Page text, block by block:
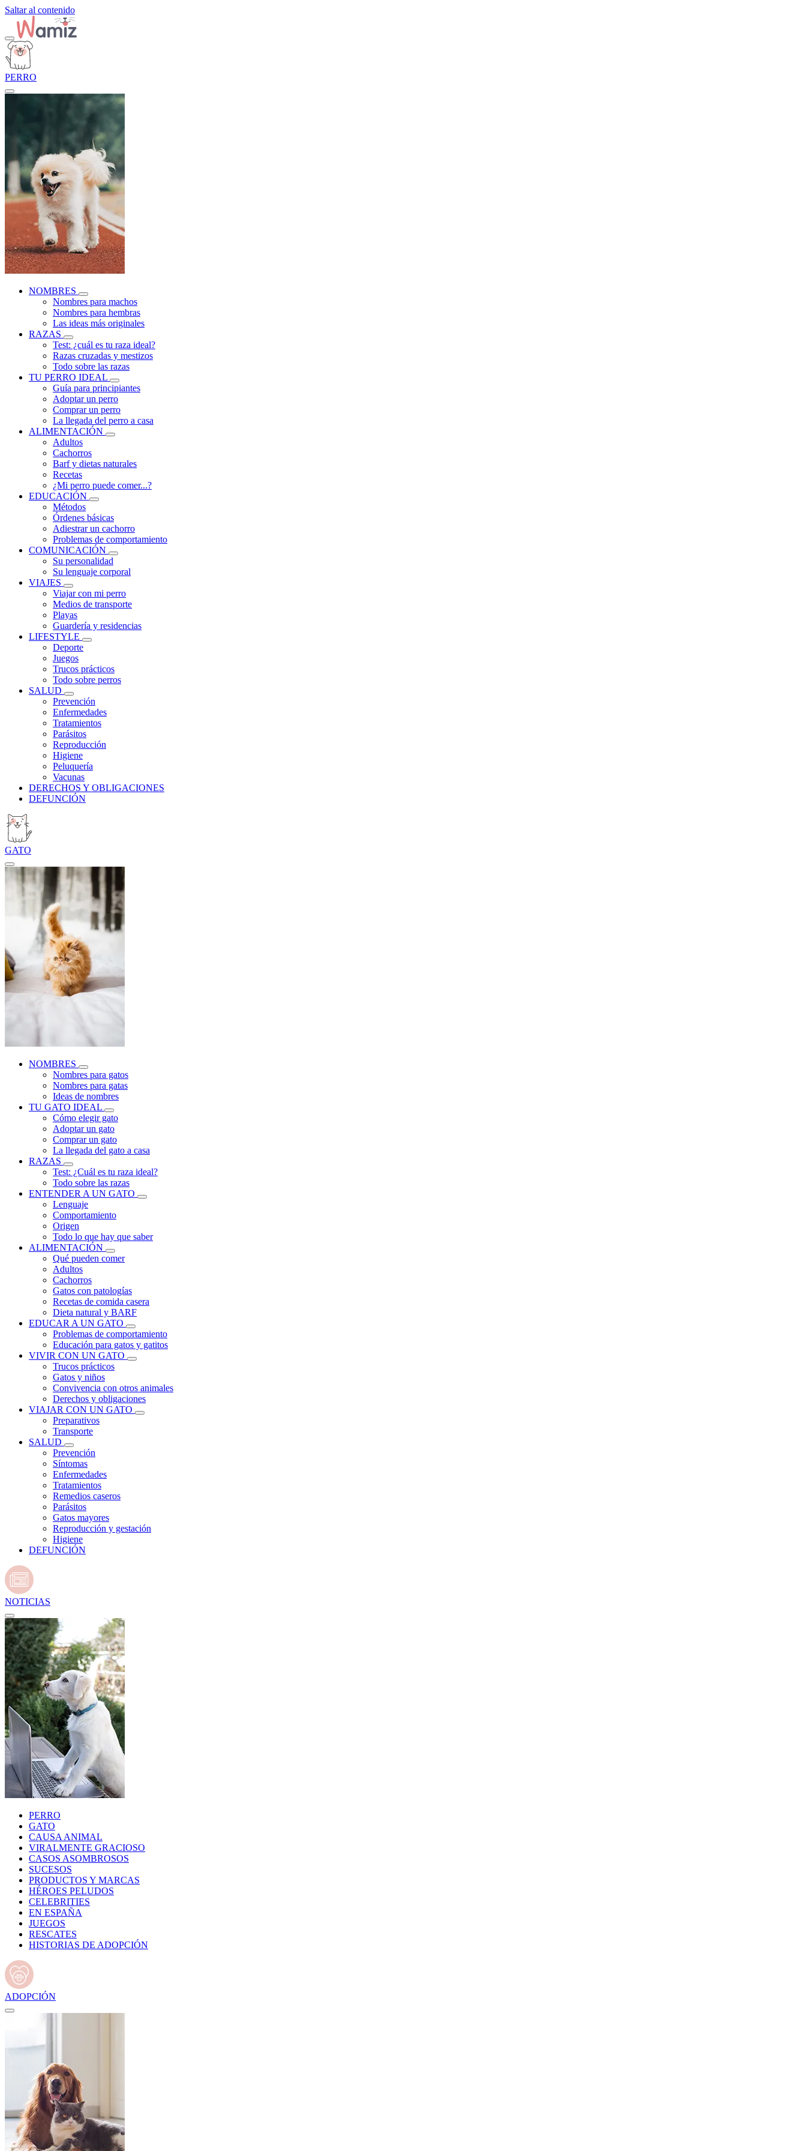
Saltar al contenido
PERRO
NOMBRES
Nombres para machos
Nombres para hembras
Las ideas más originales
RAZAS
Test: ¿cuál es tu raza ideal?
Razas cruzadas y mestizos
Todo sobre las razas
TU PERRO IDEAL
Guía para principiantes
Adoptar un perro
Comprar un perro
La llegada del perro a casa
ALIMENTACIÓN
Adultos
Cachorros
Barf y dietas naturales
Recetas
¿Mi perro puede comer...?
EDUCACIÓN
Métodos
Órdenes básicas
Adiestrar un cachorro
Problemas de comportamiento
COMUNICACIÓN
Su personalidad
Su lenguaje corporal
VIAJES
Viajar con mi perro
Medios de transporte
Playas
Guardería y residencias
LIFESTYLE
Deporte
Juegos
Trucos prácticos
Todo sobre perros
SALUD
Prevención
Enfermedades
Tratamientos
Parásitos
Reproducción
Higiene
Peluquería
Vacunas
DERECHOS Y OBLIGACIONES
DEFUNCIÓN
GATO
NOMBRES
Nombres para gatos
Nombres para gatas
Ideas de nombres
TU GATO IDEAL
Cómo elegir gato
Adoptar un gato
Comprar un gato
La llegada del gato a casa
RAZAS
Test: ¿Cuál es tu raza ideal?
Todo sobre las razas
ENTENDER A UN GATO
Lenguaje
Comportamiento
Origen
Todo lo que hay que saber
ALIMENTACIÓN
Qué pueden comer
Adultos
Cachorros
Gatos con patologías
Recetas de comida casera
Dieta natural y BARF
EDUCAR A UN GATO
Problemas de comportamiento
Educación para gatos y gatitos
VIVIR CON UN GATO
Trucos prácticos
Gatos y niños
Convivencia con otros animales
Derechos y obligaciones
VIAJAR CON UN GATO
Preparativos
Transporte
SALUD
Prevención
Síntomas
Enfermedades
Tratamientos
Remedios caseros
Parásitos
Gatos mayores
Reproducción y gestación
Higiene
DEFUNCIÓN
NOTICIAS
PERRO
GATO
CAUSA ANIMAL
VIRALMENTE GRACIOSO
CASOS ASOMBROSOS
SUCESOS
PRODUCTOS Y MARCAS
HÉROES PELUDOS
CELEBRITIES
EN ESPAÑA
JUEGOS
RESCATES
HISTORIAS DE ADOPCIÓN
ADOPCIÓN